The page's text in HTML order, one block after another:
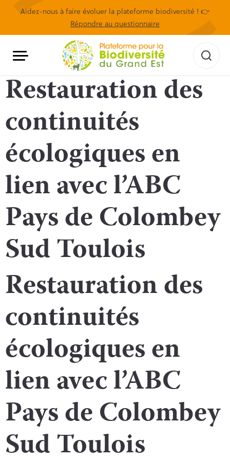
Aidez-nous à faire évoluer la plateforme biodiversité ! 👉
Répondre au questionnaire
Restauration des
continuités
écologiques en
lien avec l’ABC
Pays de Colombey
Sud Toulois
Restauration des
continuités
écologiques en
lien avec l’ABC
Pays de Colombey
Sud Toulois